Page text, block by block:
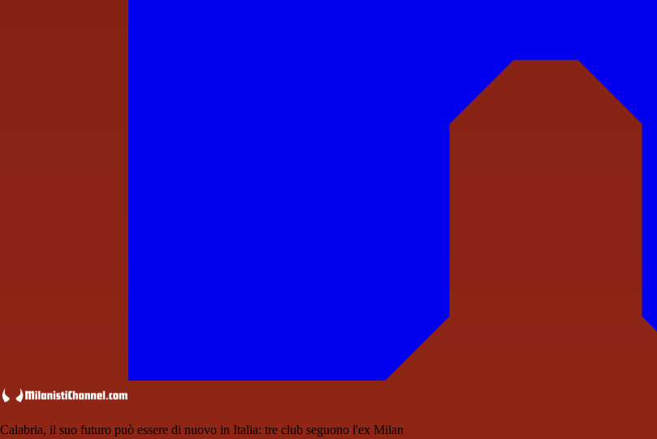
Calabria, il suo futuro può essere di nuovo in Italia: tre club seguono l'ex Milan